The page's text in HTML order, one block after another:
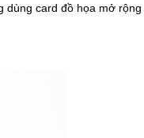
dùng card đồ họa mở rộng